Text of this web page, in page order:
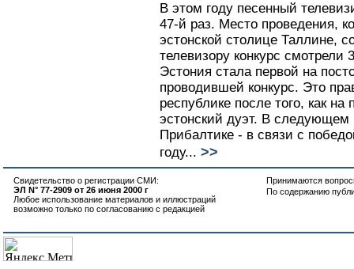
В этом году песенный
47-й раз. Место проведения,
эстонской столице Таллине,
телевизору конкурс
Эстония стала первой на
проводившей конкурс. Это
республике после того, как
эстонский дуэт. В следующем
Прибалтике - в связи с
году... >>
Свидетельство о регистрации СМИ:
ЭЛ N° 77-2909 от 26 июня 2000 г
Любое использование материалов и иллюстраций
возможно только по согласованию с редакцией
Принимаются
По содержанию